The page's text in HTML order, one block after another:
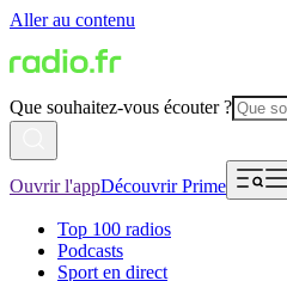
Aller au contenu
Que souhaitez-vous écouter ?
Ouvrir l'appDécouvrir Prime
Top 100 radios
Podcasts
Sport en direct